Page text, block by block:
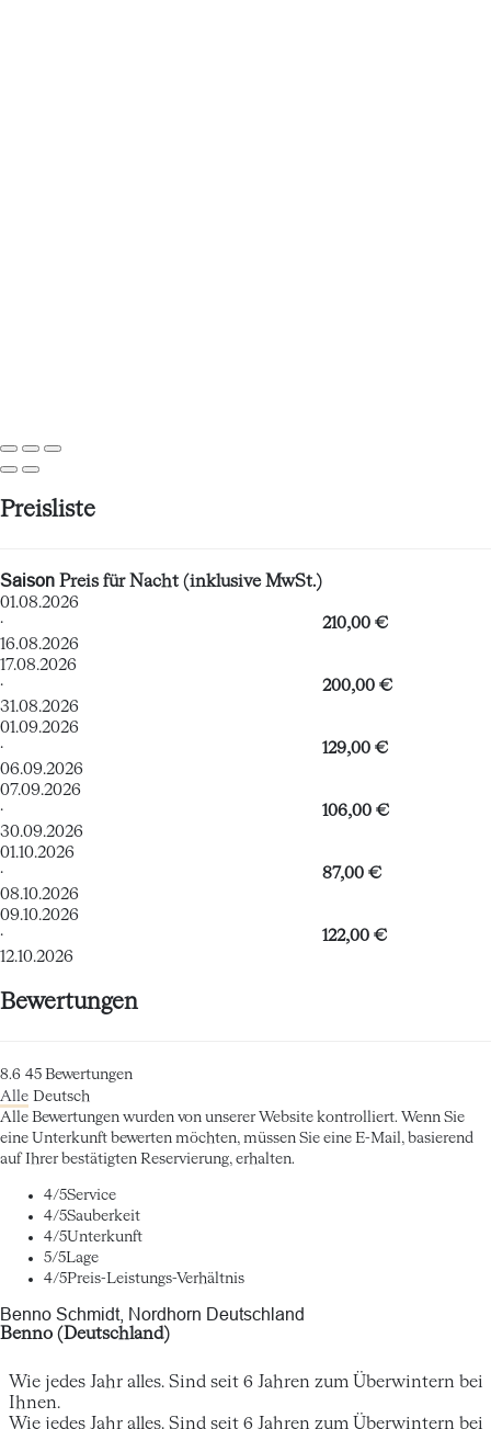
Preisliste
Saison Preis für Nacht (inklusive MwSt.)
01.08.2026
·
16.08.2026
210,00 €
17.08.2026
·
31.08.2026
200,00 €
01.09.2026
·
06.09.2026
129,00 €
07.09.2026
·
30.09.2026
106,00 €
01.10.2026
·
08.10.2026
87,00 €
09.10.2026
·
12.10.2026
122,00 €
Bewertungen
8.6 45 Bewertungen
Alle Deutsch
Alle Bewertungen wurden von unserer Website kontrolliert. Wenn Sie
eine Unterkunft bewerten möchten, müssen Sie eine E-Mail, basierend
auf Ihrer bestätigten Reservierung, erhalten.
4/5Service
4/5Sauberkeit
4/5Unterkunft
5/5Lage
4/5Preis-Leistungs-Verhältnis
Benno Schmidt, Nordhorn Deutschland
Benno (Deutschland)
Wie jedes Jahr alles. Sind seit 6 Jahren zum Überwintern bei
Ihnen.
Wie jedes Jahr alles. Sind seit 6 Jahren zum Überwintern bei